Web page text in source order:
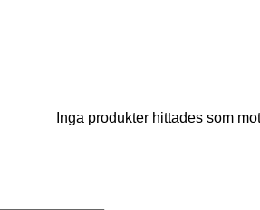
Inga produkter hittades som